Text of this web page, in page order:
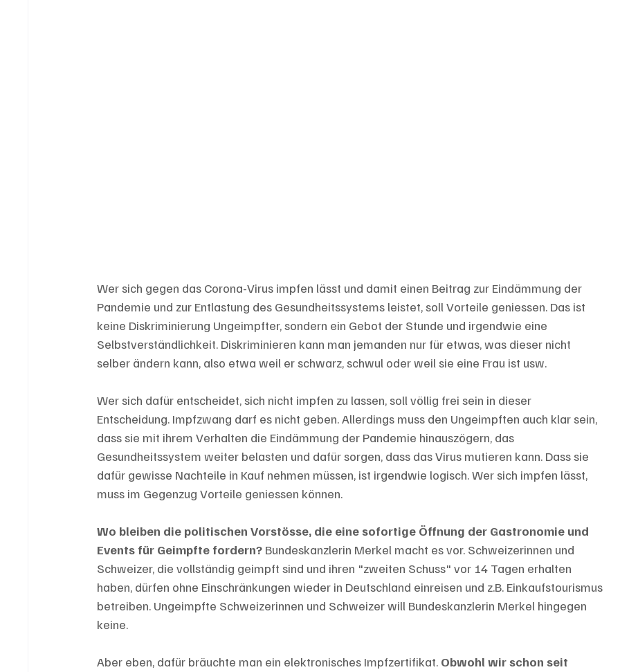
Wer sich gegen das Corona-Virus impfen lässt und damit einen Beitrag zur Eindämmung der
Pandemie und zur Entlastung des Gesundheitssystems leistet, soll Vorteile geniessen. Das ist
keine Diskriminierung Ungeimpfter, sondern ein Gebot der Stunde und irgendwie eine
Selbstverständlichkeit. Diskriminieren kann man jemanden nur für etwas, was dieser nicht
selber ändern kann, also etwa weil er schwarz, schwul oder weil sie eine Frau ist usw.
Wer sich dafür entscheidet, sich nicht impfen zu lassen, soll völlig frei sein in dieser
Entscheidung. Impfzwang darf es nicht geben. Allerdings muss den Ungeimpften auch klar sein,
dass sie mit ihrem Verhalten die Eindämmung der Pandemie hinauszögern, das
Gesundheitssystem weiter belasten und dafür sorgen, dass das Virus mutieren kann. Dass sie
dafür gewisse Nachteile in Kauf nehmen müssen, ist irgendwie logisch. Wer sich impfen lässt,
muss im Gegenzug Vorteile geniessen können.
Wo bleiben die politischen Vorstösse, die eine sofortige Öffnung der Gastronomie und
Events für Geimpfte fordern? Bundeskanzlerin Merkel macht es vor. Schweizerinnen und
Schweizer, die vollständig geimpft sind und ihren "zweiten Schuss" vor 14 Tagen erhalten
haben, dürfen ohne Einschränkungen wieder in Deutschland einreisen und z.B. Einkaufstourismus
betreiben. Ungeimpfte Schweizerinnen und Schweizer will Bundeskanzlerin Merkel hingegen
keine.
Aber eben, dafür bräuchte man ein elektronisches Impfzertifikat. Obwohl wir schon seit